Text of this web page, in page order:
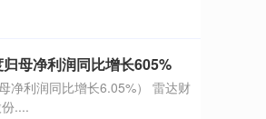
母净利润同比增长605%
净利润同比增长6.05%） 雷达财
....